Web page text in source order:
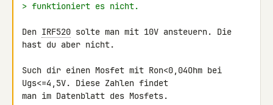
> funktioniert es nicht.
Den IRF520 solte man mit 10V ansteuern. Die
hast du aber nicht.
Such dir einen Mosfet mit Ron<0,04Ohm bei
Ugs<=4,5V. Diese Zahlen findet
man im Datenblatt des Mosfets.